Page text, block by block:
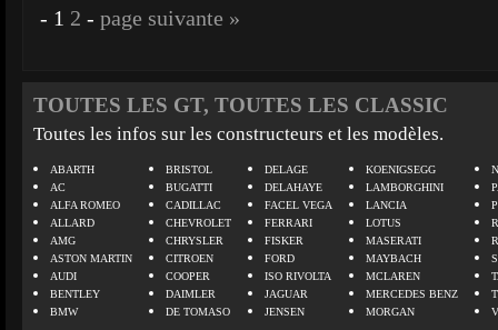
- 1 2 - page suivante »
TOUTES LES GT, TOUTES LES CLASSIC
Toutes les infos sur les constructeurs et les modèles.
ABARTH
AC
ALFA ROMEO
ALLARD
AMG
ASTON MARTIN
AUDI
BENTLEY
BMW
BRISTOL
BUGATTI
CADILLAC
CHEVROLET
CHRYSLER
CITROEN
COOPER
DAIMLER
DE TOMASO
DELAGE
DELAHAYE
FACEL VEGA
FERRARI
FISKER
FORD
ISO RIVOLTA
JAGUAR
JENSEN
KOENIGSEGG
LAMBORGHINI
LANCIA
LOTUS
MASERATI
MAYBACH
MCLAREN
MERCEDES BENZ
MORGAN